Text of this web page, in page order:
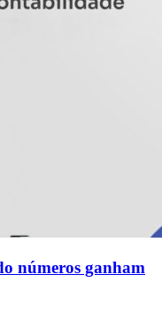
números ganham